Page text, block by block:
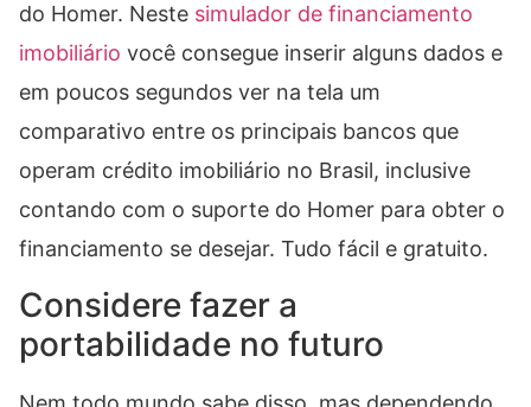
do Homer. Neste simulador de financiamento
imobiliário você consegue inserir alguns dados e
em poucos segundos ver na tela um
comparativo entre os principais bancos que
operam crédito imobiliário no Brasil, inclusive
contando com o suporte do Homer para obter o
financiamento se desejar. Tudo fácil e gratuito.
Considere fazer a
portabilidade no futuro